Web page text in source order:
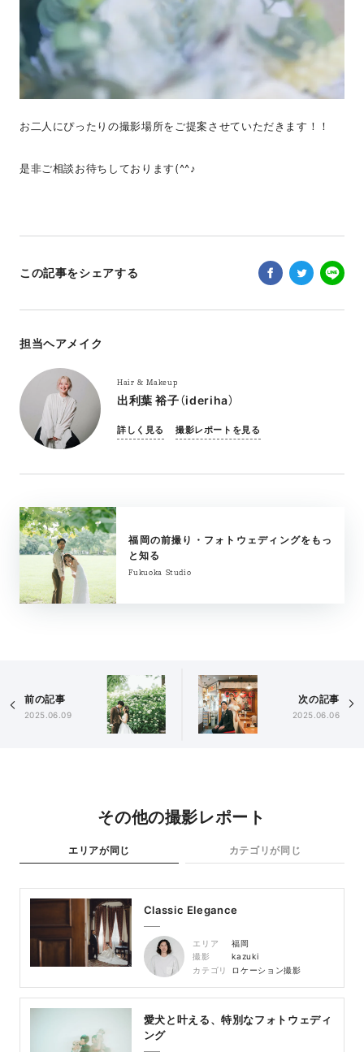
お二人にぴったりの撮影場所をご提案させていただきます！！
是非ご相談お待ちしております(^^♪
この記事をシェアする
担当ヘアメイク
Hair & Makeup
出利葉 裕子（ideriha）
詳しく見る 撮影レポートを見る
福岡の前撮り・フォトウェディングをもっ
と知る
Fukuoka Studio
前の記事
2025.06.09
次の記事
2025.06.06
その他の撮影レポート
エリアが同じ カテゴリが同じ
Classic Elegance
エリア
福岡
撮影
kazuki
カテゴリ
ロケーション撮影
愛犬と叶える、特別なフォトウェディ
ング